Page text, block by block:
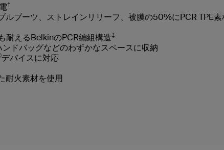
†
ブーツ、ストレインリリーフ、被膜の50%にPCR TPE
耐えるBelkinのPCR編組構造‡
ドバッグなどのわずかなスペースに収納
デバイスに対応
耐火素材を使用